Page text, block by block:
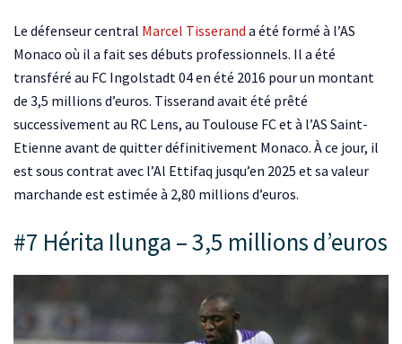
Le défenseur central Marcel Tisserand a été formé à l’AS
Monaco où il a fait ses débuts professionnels. Il a été
transféré au FC Ingolstadt 04 en été 2016 pour un montant
de 3,5 millions d’euros. Tisserand avait été prêté
successivement au RC Lens, au Toulouse FC et à l’AS Saint-
Etienne avant de quitter définitivement Monaco. À ce jour, il
est sous contrat avec l’Al Ettifaq jusqu’en 2025 et sa valeur
marchande est estimée à 2,80 millions d’euros.
#7 Hérita Ilunga – 3,5 millions d’euros